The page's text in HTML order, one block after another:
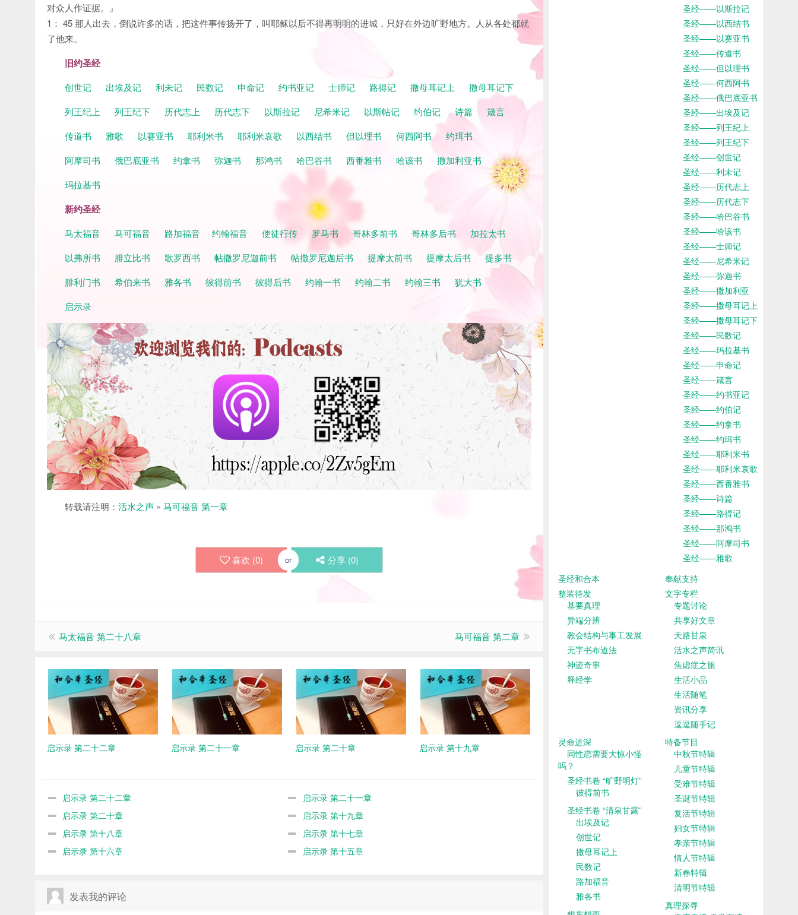
对众人作证据。』
1： 45 那人出去，倒说许多的话，把这件事传扬开了，叫耶稣以后不得再明明的进城，只好在外边旷野地方。人从各处都就
了他来。
旧约圣经
创世记 出埃及记 利未记 民数记 申命记 约书亚记 士师记 路得记 撒母耳记上
撒母耳记下
列王纪上
列王纪下 历代志上 历代志下 以斯拉记 尼希米记 以斯帖记 约伯记 诗篇
箴言
传道书
雅歌 以赛亚书 耶利米书 耶利米哀歌 以西结书 但以理书 何西阿书
约珥书
阿摩司书
俄巴底亚书 约拿书 弥迦书 那鸿书 哈巴谷书 西番雅书 哈该书
撒加利亚书
玛拉基书
新约圣经
马太福音 马可福音 路加福音 约翰福音 使徒行传 罗马书 哥林多前书 哥林多后书
加拉太书
以弗所书
腓立比书 歌罗西书 帖撒罗尼迦前书 帖撒罗尼迦后书 提摩太前书 提摩太后书
提多书
腓利门书
希伯来书 雅各书 彼得前书 彼得后书 约翰一书 约翰二书 约翰三书
犹大书
启示录
转载请注明： 活水之声 » 马可福音 第一章
喜欢 (0) or 分享 (0)
马太福音 第二十八章 马可福音 第二章
启示录 第二十二章 启示录 第二十一章 启示录 第二十章 启示录 第十九章
启示录 第二十二章
启示录 第二十一章
启示录 第二十章
启示录 第十九章
启示录 第十八章
启示录 第十七章
启示录 第十六章
启示录 第十五章
发表我的评论
圣经——以斯拉记
圣经——以西结书
圣经——以赛亚书
圣经——传道书
圣经——但以理书
圣经——何西阿书
圣经——俄巴底亚书
圣经——出埃及记
圣经——列王纪上
圣经——列王纪下
圣经——创世记
圣经——利未记
圣经——历代志上
圣经——历代志下
圣经——哈巴谷书
圣经——哈该书
圣经——士师记
圣经——尼希米记
圣经——弥迦书
圣经——撒加利亚
圣经——撒母耳记上
圣经——撒母耳记下
圣经——民数记
圣经——玛拉基书
圣经——申命记
圣经——箴言
圣经——约书亚记
圣经——约伯记
圣经——约拿书
圣经——约珥书
圣经——耶利米书
圣经——耶利米哀歌
圣经——西番雅书
圣经——诗篇
圣经——路得记
圣经——那鸿书
圣经——阿摩司书
圣经——雅歌
圣经和合本
奉献支持
整装待发
基要真理
异端分辨
教会结构与事工发展
无字书布道法
神迹奇事
释经学
文字专栏
专题讨论
共享好文章
天路甘泉
活水之声简讯
焦虑症之旅
生活小品
生活随笔
资讯分享
逗逗随手记
灵命进深
同性恋需要大惊小怪
吗？
圣经书卷 “旷野明灯”
彼得前书
圣经书卷 “清泉甘露”
出埃及记
创世记
撒母耳记上
民数记
路加福音
雅各书
特备节目
中秋节特辑
儿童节特辑
受难节特辑
圣诞节特辑
复活节特辑
妇女节特辑
孝亲节特辑
情人节特辑
新春特辑
清明节特辑
真理探寻